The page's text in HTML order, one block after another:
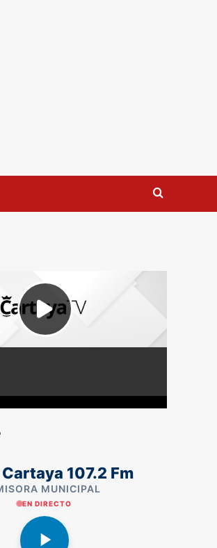
107.2 Fm
MUNICIPAL
EN DIRECTO